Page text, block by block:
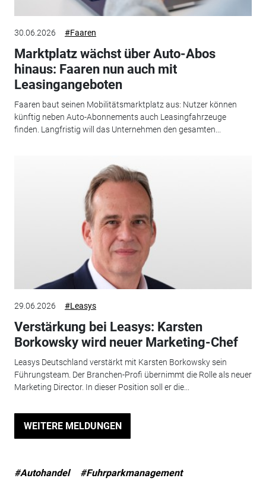
30.06.2026 #Faaren
Marktplatz wächst über Auto-Abos
hinaus: Faaren nun auch mit
Leasingangeboten
Faaren baut seinen Mobilitätsmarktplatz aus: Nutzer können
künftig neben Auto-Abonnements auch Leasingfahrzeuge
finden. Langfristig will das Unternehmen den gesamten...
29.06.2026 #Leasys
Verstärkung bei Leasys: Karsten
Borkowsky wird neuer Marketing-Chef
Leasys Deutschland verstärkt mit Karsten Borkowsky sein
Führungsteam. Der Branchen-Profi übernimmt die Rolle als neuer
Marketing Director. In dieser Position soll er die...
WEITERE MELDUNGEN
#Autohandel #Fuhrparkmanagement